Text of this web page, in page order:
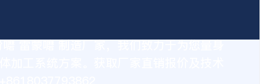
加工系统方案。获取厂家直销报价及技术